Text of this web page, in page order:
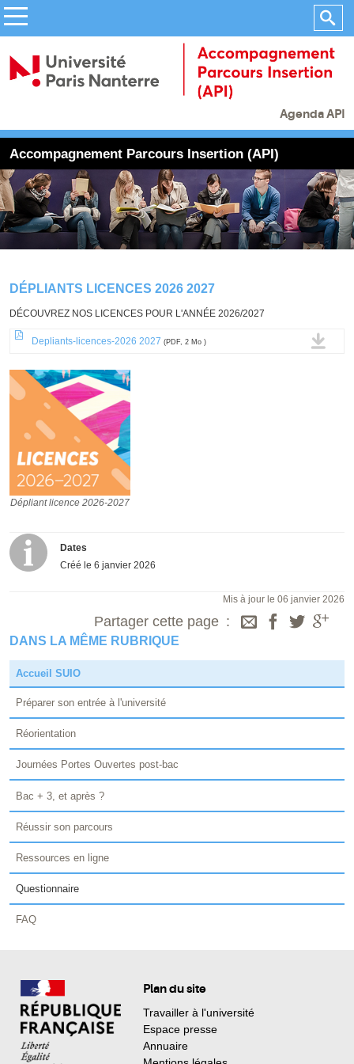
Agenda API
Accompagnement Parcours Insertion (API)
DÉPLIANTS LICENCES 2026 2027
DÉCOUVREZ NOS LICENCES POUR L'ANNÉE 2026/2027
Depliants-licences-2026 2027 (PDF, 2 Mo )
Dépliant licence 2026-2027
Dépliant licence 2026-2027
Dates
Créé le 6 janvier 2026
Mis à jour le 06 janvier 2026
Partager cette page
DANS LA MÊME RUBRIQUE
Accueil SUIO
Préparer son entrée à l'université
Réorientation
Journées Portes Ouvertes post-bac
Bac + 3, et après ?
Réussir son parcours
Ressources en ligne
Questionnaire
FAQ
Plan du site
Travailler à l'université
Espace presse
Annuaire